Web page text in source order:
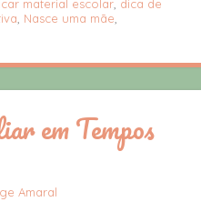
material escolar, dica de
, Nasce uma mãe,
em Tempos
Amaral